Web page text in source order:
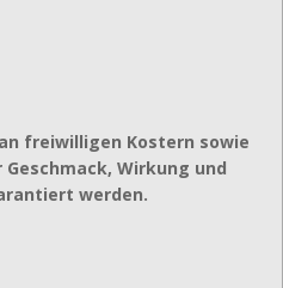
freiwilligen Kostern sowie
Wirkung und
werden.